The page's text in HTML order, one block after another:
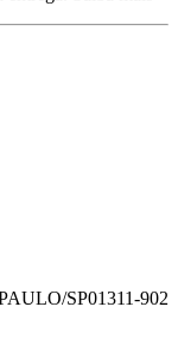
SP01311-902